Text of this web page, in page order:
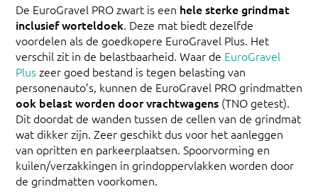
De EuroGravel PRO zwart is een hele sterke grindmat
inclusief worteldoek. Deze mat biedt dezelfde
voordelen als de goedkopere EuroGravel Plus. Het
verschil zit in de belastbaarheid. Waar de EuroGravel
Pluszeer goed bestand is tegen belasting van
personenauto’s, kunnen de EuroGravel PRO grindmatten
ook belast worden door vrachtwagens (TNO getest).
Dit doordat de wanden tussen de cellen van de grindmat
wat dikker zijn. Zeer geschikt dus voor het aanleggen
van opritten en parkeerplaatsen. Spoorvorming en
kuilen/verzakkingen in grindoppervlakken worden door
de grindmatten voorkomen.